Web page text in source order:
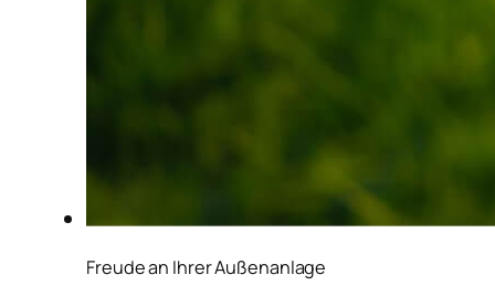
Freude an Ihrer Außenanlage